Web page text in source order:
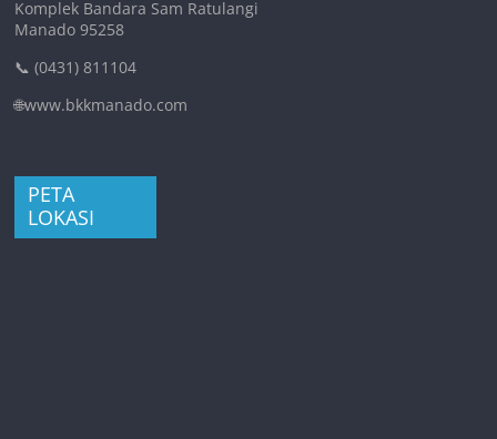
Komplek Bandara Sam Ratulangi
Manado 95258
📞 (0431) 811104
🌐www.bkkmanado.com
PETA
LOKASI